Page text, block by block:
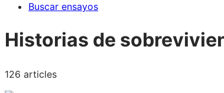
Buscar ensayos
Historias de
126 articles